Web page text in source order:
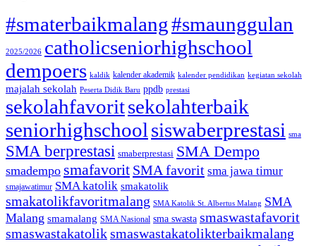
#smaterbaikmalang#smaunggulan
2025/2026 catholicseniorhighschool
dempoers kaldik kalender akademik kalender pendidikan kegiatan sekolah
majalah sekolah Peserta Didik Baru ppdb prestasi
sekolahfavoritsekolahterbaik
seniorhighschool siswaberprestasi sma
SMA berprestasi smaberprestasi SMA Dempo
smadempo smafavorit SMA favorit sma jawa timur
smajawatimur SMA katolik smakatolik
smakatolikfavoritmalang SMA Katolik St. Albertus Malang SMA
Malang smamalang SMA Nasional sma swasta smaswastafavorit
smaswastakatoliksmaswastakatolikterbaikmalang